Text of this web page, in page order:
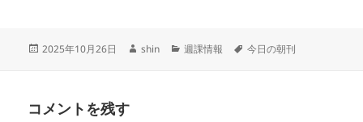
投
2025年10月26日
作
shin
カ
週課情報
タ
今日の朝刊
コメントを残す